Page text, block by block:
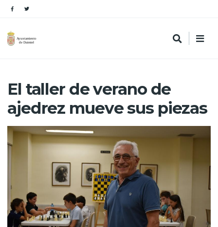
El taller de verano de
ajedrez mueve sus piezas